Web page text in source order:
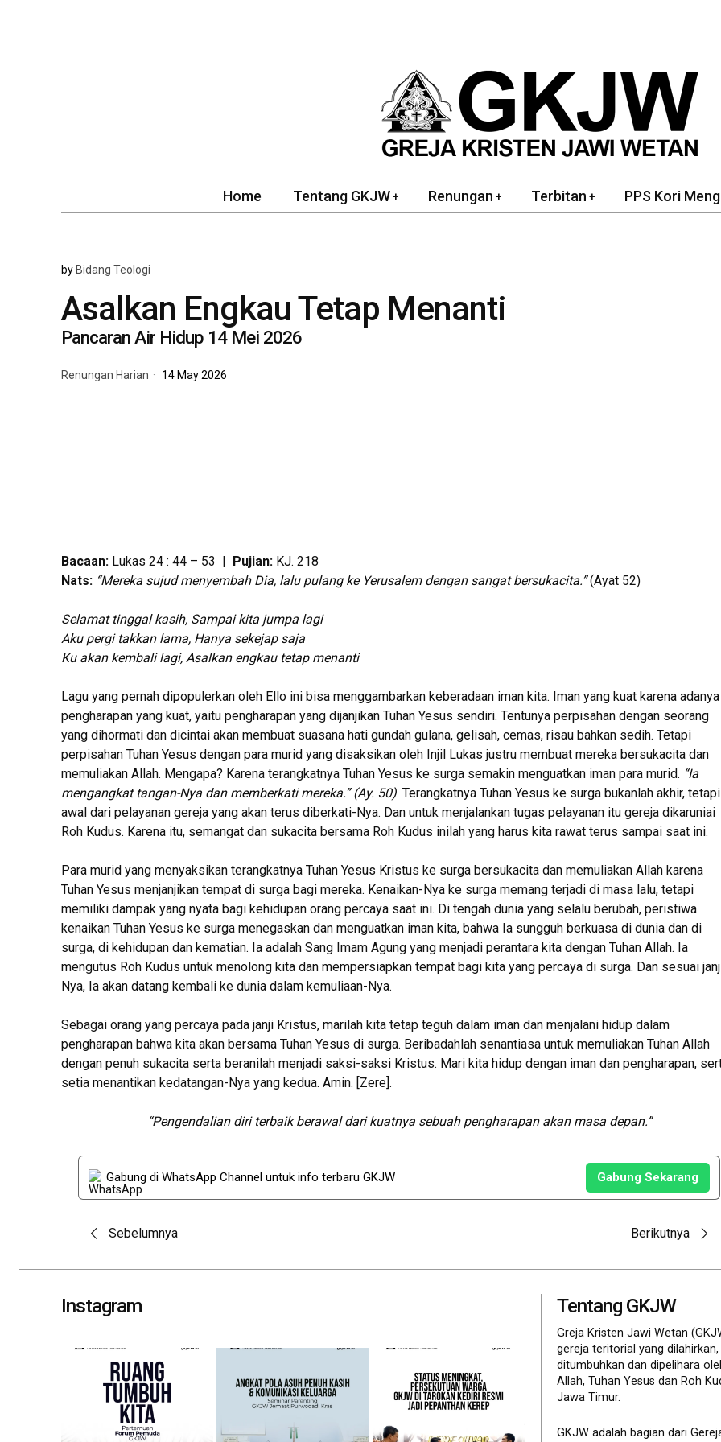
Home Tentang GKJW Renungan Terbitan PPS Kori
by Bidang Teologi
Asalkan Engkau Tetap Menanti
Pancaran Air Hidup 14 Mei 2026
Renungan Harian 14 May 2026
Bacaan: Lukas 24 : 44 – 53 | Pujian: KJ. 218
Nats: “Mereka sujud menyembah Dia, lalu pulang ke Yerusalem dengan sangat bersukacita.”(Ayat 52)
Selamat tinggal kasih, Sampai kita jumpa lagi
Aku pergi takkan lama, Hanya sekejap saja
Ku akan kembali lagi, Asalkan engkau tetap menanti
Lagu yang pernah dipopulerkan oleh Ello ini bisa menggambarkan keberadaan iman kita. Iman yang kuat karena adanya
pengharapan yang kuat, yaitu pengharapan yang dijanjikan Tuhan Yesus sendiri. Tentunya perpisahan dengan seorang
yang dihormati dan dicintai akan membuat suasana hati gundah gulana, gelisah, cemas, risau bahkan sedih. Tetapi
perpisahan Tuhan Yesus dengan para murid yang disaksikan oleh Injil Lukas justru membuat mereka bersukacita dan
memuliakan Allah. Mengapa? Karena terangkatnya Tuhan Yesus ke surga semakin menguatkan iman para murid. “Ia
mengangkat tangan-Nya dan memberkati mereka.” (Ay. 50). Terangkatnya Tuhan Yesus ke surga bukanlah akhir, tetapi
awal dari pelayanan gereja yang akan terus diberkati-Nya. Dan untuk menjalankan tugas pelayanan itu gereja dikaruniai
Roh Kudus. Karena itu, semangat dan sukacita bersama Roh Kudus inilah yang harus kita rawat terus sampai saat ini.
Para murid yang menyaksikan terangkatnya Tuhan Yesus Kristus ke surga bersukacita dan memuliakan Allah karena
Tuhan Yesus menjanjikan tempat di surga bagi mereka. Kenaikan-Nya ke surga memang terjadi di masa lalu, tetapi
memiliki dampak yang nyata bagi kehidupan orang percaya saat ini. Di tengah dunia yang selalu berubah, peristiwa
kenaikan Tuhan Yesus ke surga menegaskan dan menguatkan iman kita, bahwa Ia sungguh berkuasa di dunia dan di
surga, di kehidupan dan kematian. Ia adalah Sang Imam Agung yang menjadi perantara kita dengan Tuhan Allah. Ia
mengutus Roh Kudus untuk menolong kita dan mempersiapkan tempat bagi kita yang percaya di surga. Dan sesuai
Nya, Ia akan datang kembali ke dunia dalam kemuliaan-Nya.
Sebagai orang yang percaya pada janji Kristus, marilah kita tetap teguh dalam iman dan menjalani hidup dalam
pengharapan bahwa kita akan bersama Tuhan Yesus di surga. Beribadahlah senantiasa untuk memuliakan Tuhan Allah
dengan penuh sukacita serta beranilah menjadi saksi-saksi Kristus. Mari kita hidup dengan iman dan pengharapan,
setia menantikan kedatangan-Nya yang kedua. Amin. [Zere].
“Pengendalian diri terbaik berawal dari kuatnya sebuah pengharapan akan masa depan.”
Gabung di WhatsApp Channel untuk info terbaru GKJW Gabung Sekarang
Post
navigation
Sebelumnya Berikutnya
Instagram Tentang GKJW
Greja Kristen Jawi Wetan
gereja teritorial yang dilahirkan,
ditumbuhkan dan dipelihara
Allah, Tuhan Yesus dan Roh
Jawa Timur.
GKJW adalah bagian dari